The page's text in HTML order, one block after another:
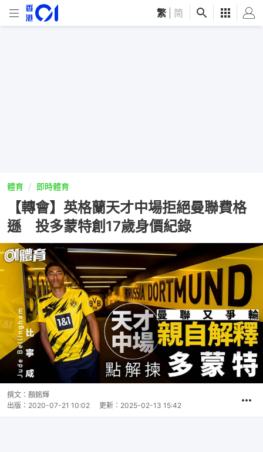
繁 简
體育 即時體育
【轉會】英格蘭天才中場拒絕曼聯費格
遜 投多蒙特創17歲身價紀錄
撰文： 顏銘輝
出版： 2020-07-21 10:02 更新： 2025-02-13 15:42